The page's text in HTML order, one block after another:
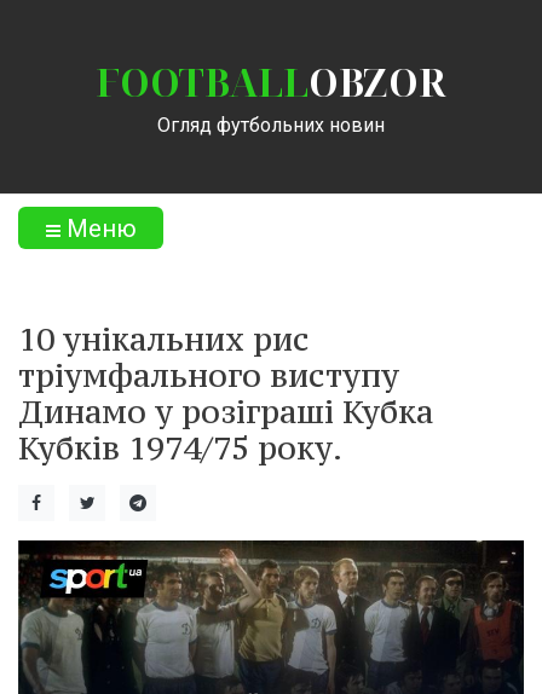
FOOTBALLOBZOR
Огляд футбольних новин
Меню
10 унікальних рис
тріумфального виступу
Динамо у розіграші Кубка
Кубків 1974/75 року.